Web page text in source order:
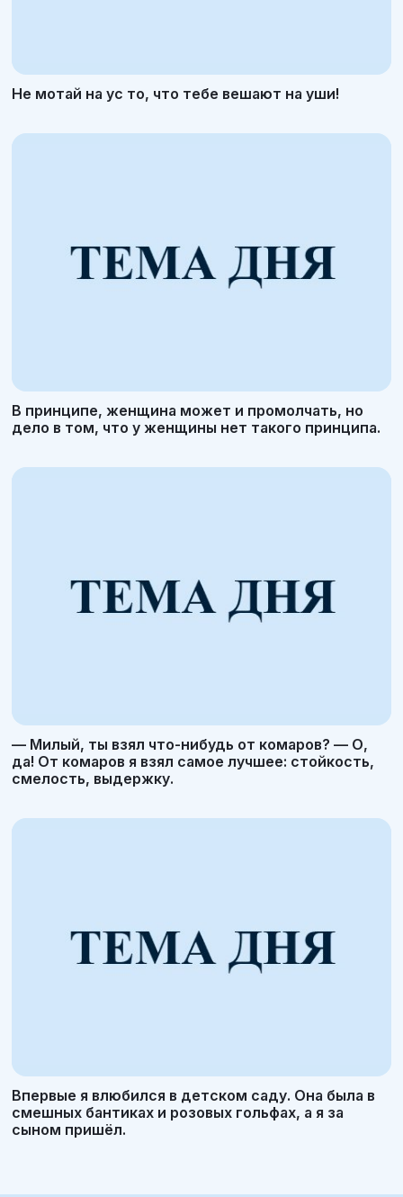
Не мотай на ус то, что тебе вешают на уши!
В принципе, женщина может и промолчать, но
дело в том, что у женщины нет такого принципа.
— Милый, ты взял что-нибудь от комаров? — О,
да! От комаров я взял самое лучшее: стойкость,
смелость, выдержку.
Впервые я влюбился в детском саду. Она была в
смешных бантиках и розовых гольфах, а я за
сыном пришёл.